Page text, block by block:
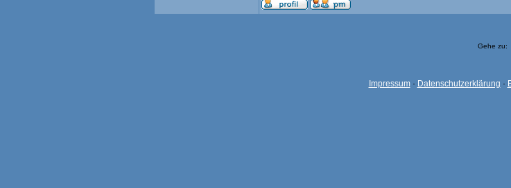
Gehe zu:
Impressum· Datenschutzerklärung ·